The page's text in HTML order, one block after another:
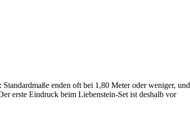
enden oft bei 1,80 Meter oder weniger, und
erste Eindruck beim Liebenstein-Set ist deshalb vor